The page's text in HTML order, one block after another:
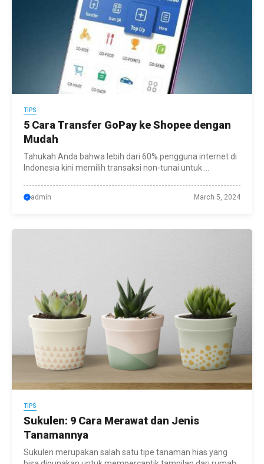
TIPS
5 Cara Transfer GoPay ke Shopee dengan
Mudah
Tahukah Anda bahwa lebih dari 60% pengguna internet di
Indonesia kini memilih transaksi non-tunai untuk ...
admin March 5, 2024
TIPS
Sukulen: 9 Cara Merawat dan Jenis
Tanamannya
Sukulen merupakan salah satu tipe tanaman hias yang